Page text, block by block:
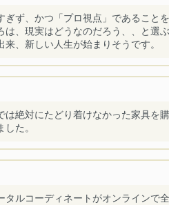
ぎず、かつ「プロ視点」であること
は、現実はどうなのだろう、、と選
来、新しい人生が始まりそうです。
は絶対にたどり着けなかった家具を
した。
タルコーディネートがオンラインで